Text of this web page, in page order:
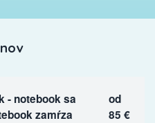
- notebook sa
zamŕza
od
85 €